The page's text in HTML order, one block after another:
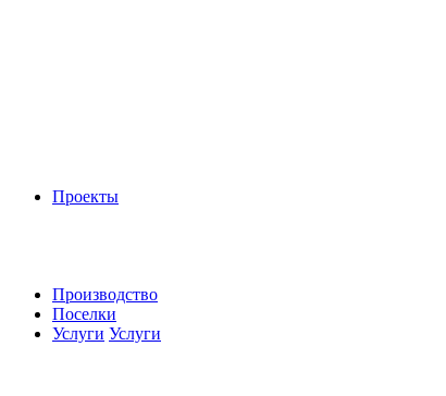
Проекты
Производство
Поселки
Услуги Услуги